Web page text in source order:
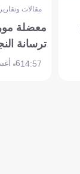
مقالات
معضلة
ترسانة
14:576 أغسطس 2026